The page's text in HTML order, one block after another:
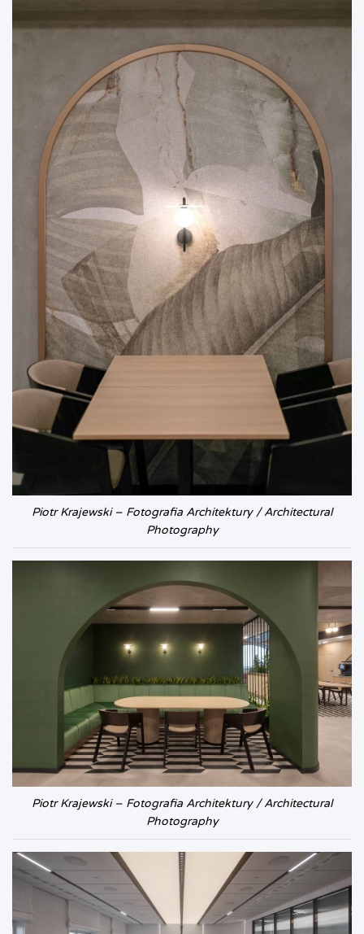
Piotr Krajewski – Fotografia Architektury / Architectural
Photography
Piotr Krajewski – Fotografia Architektury / Architectural
Photography